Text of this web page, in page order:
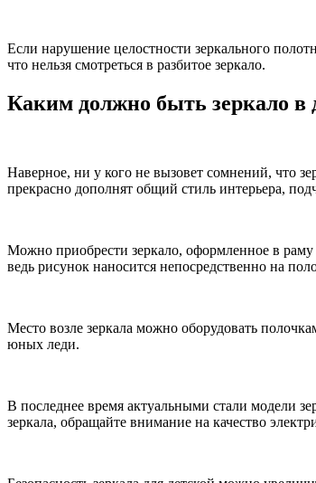
Если нарушение целостности зеркального
что нельзя смотреться в разбитое зеркало.
Каким должно быть зеркало в
Наверное, ни у кого не вызовет сомнений, что
прекрасно дополнят общий стиль интерьера,
Можно приобрести зеркало, оформленное в
ведь рисунок наносится непосредственно на
Место возле зеркала можно оборудовать
юных леди.
В последнее время актуальными стали модели
зеркала, обращайте внимание на качество